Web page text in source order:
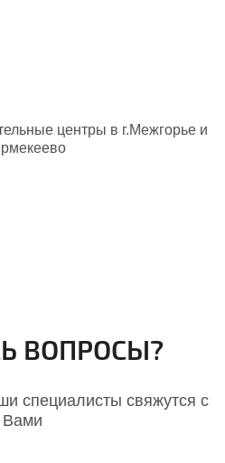
центры в г.Межгорье и
ВОПРОСЫ?
специалисты свяжутся с
Вами